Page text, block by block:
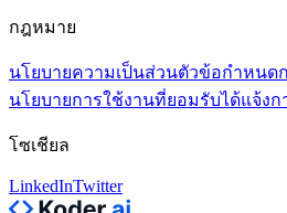
กฎหมาย
นโยบายความเป็นส่วนตัวข้อกำหนด
นโยบายการใช้งานที่ยอมรับได้แจ้งก
โซเชียล
LinkedInTwitter